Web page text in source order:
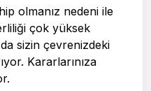
olmanız nedeni ile
çok yüksek
sizin çevrenizdeki
Kararlarınıza